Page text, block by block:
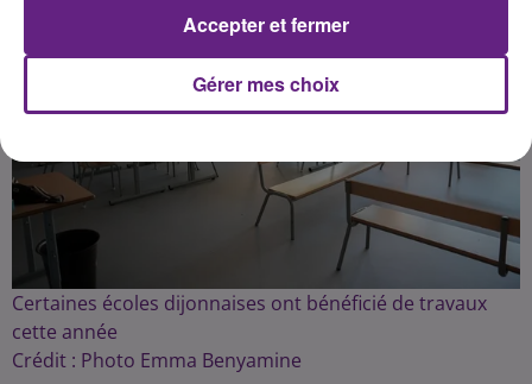
Certaines écoles dijonnaises ont bénéficié de travaux
cette année
Crédit : Photo Emma Benyamine
Gérer mes choix
Accepter et fermer